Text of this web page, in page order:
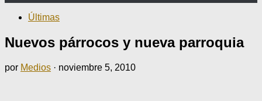
Últimas
Nuevos párrocos y nueva parroquia
por Medios · noviembre 5, 2010